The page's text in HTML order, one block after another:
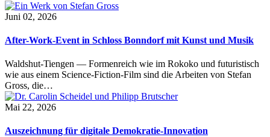
Juni 02, 2026
After-Work-Event in Schloss Bonndorf mit Kunst und Musik
Waldshut-Tiengen — Formenreich wie im Rokoko und futuristisch
wie aus einem Science-Fiction-Film sind die Arbeiten von Stefan
Gross, die…
Mai 22, 2026
Auszeichnung für digitale Demokratie-Innovation